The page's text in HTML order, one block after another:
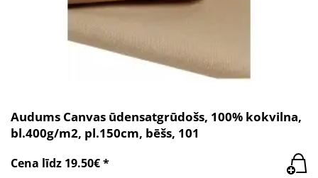
Audums Canvas ūdensatgrūdošs, 100% kokvilna,
bl.400g/m2, pl.150cm, bēšs, 101
Cena līdz 19.50€ *